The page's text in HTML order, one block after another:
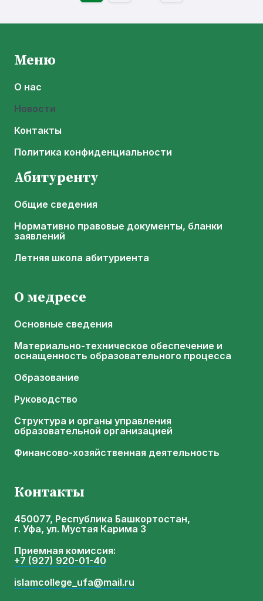
Меню
О нас
Новости
Контакты
Политика конфиденциальности
Абитуренту
Общие сведения
Нормативно правовые документы, бланки
заявлений
Летняя школа абитуриента
О медресе
Основные сведения
Материально-техническое обеспечение и
оснащенность образовательного процесса
Образование
Руководство
Структура и органы управления
образовательной организацией
Финансово-хозяйственная деятельность
Контакты
450077, Республика Башкортостан,
г. Уфа, ул. Мустая Карима 3
Приемная комиссия:
+7 (927) 920-01-40
islamcollege_ufa@mail.ru